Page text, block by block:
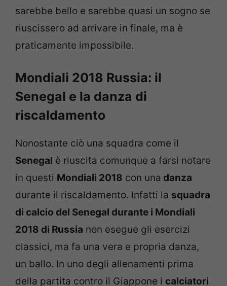
sarebbe bello e sarebbe quasi un sogno se
riuscissero ad arrivare in finale, ma è
praticamente impossibile.
Mondiali 2018 Russia: il
Senegal e la danza di
riscaldamento
Nonostante ciò una squadra come il
Senegal è riuscita comunque a farsi notare
in questi Mondiali 2018 con una danza
durante il riscaldamento. Infatti la squadra
di calcio del Senegal durante i Mondiali
2018 di Russia non esegue gli esercizi
classici, ma fa una vera e propria danza,
un ballo. In uno degli allenamenti prima
della partita contro il Giappone i calciatori